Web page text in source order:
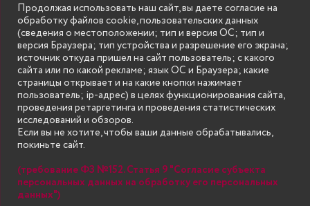
ИНФОРМАЦИЯ ДЛЯ ПРАВООБЛАДАТЕЛЕЙ
Все права на аудио и видео материалы, представленные на нашем сайте
принадлежат их законным владельцам и предназначены только для ознакомления.
Наличие материалов на сайте никаким образом не претендует на обозначение
нашего авторского права на данные материалы. Авторы не несут ответственности
за возможные последствия использования их в целях, запрещенных Уголовным
Кодексом Российской Федерации. Если вы соглашаетесь с указанными
условиями, то можете приступить к просмотру материалов. Иначе вы должны
немедленно покинуть сайт. Все материалы, размещенные на сайте, взяты с
открытых (общедоступных) источников. Если Вы являетесь правообладателем
какого-либо материала, размещённого на этом сайте, и не хотели бы чтобы данная
информация распространялась без Вашего на то согласия, то мы будем рады
оказать Вам содействие, удалив соответствующие страницы. Для этого достаточно,
чтобы вы прислали нам письмо (в электронном виде) с E-mail официального
страницы сайта, которые необходимо удалить.
Продолжая использовать наш сайт, вы даете согласие на
обработку файлов cookie, пользовательских данных
(сведения о местоположении; тип и версия ОС; тип и
версия Браузера; тип устройства и разрешение его экрана;
источник откуда пришел на сайт пользователь; с какого
сайта или по какой рекламе; язык ОС и Браузера; какие
страницы открывает и на какие кнопки нажимает
пользователь; ip-адрес) в целях функционирования сайта,
проведения ретаргетинга и проведения статистических
исследований и обзоров.
Если вы не хотите, чтобы ваши данные обрабатывались,
покиньте сайт.
(требование ФЗ №152. Статья 9 "Согласие субъекта
персональных данных на обработку его персональных
данных")